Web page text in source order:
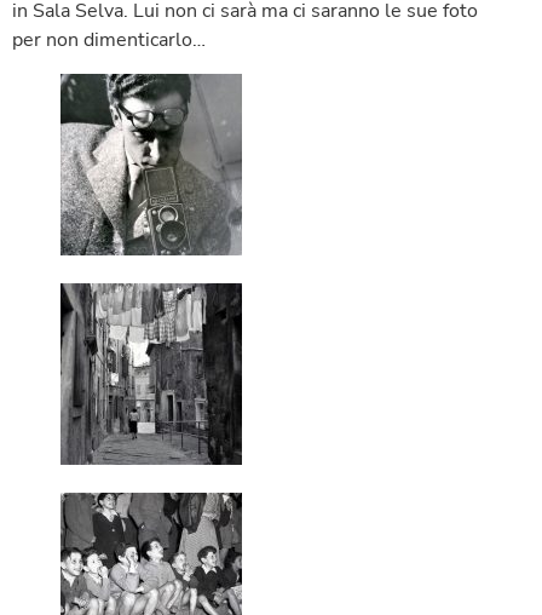
in Sala Selva. Lui non ci sarà ma ci saranno le sue foto
per non dimenticarlo…